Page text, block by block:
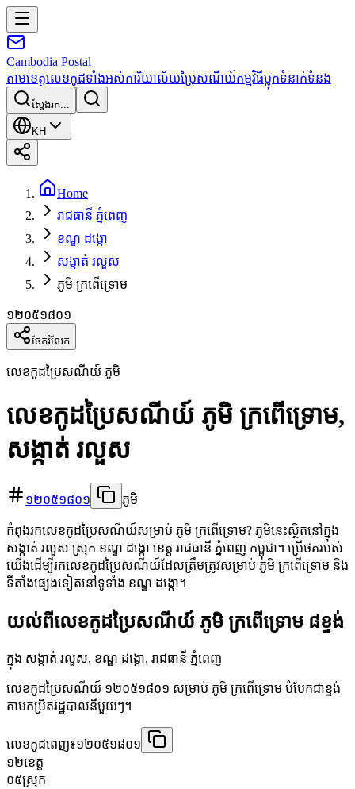
Cambodia Postal
តាមខេត្តលេខកូដទាំងអស់ការិយាល័យប្រៃសណីយ៍កម្មវិធីប្លុកទំនាក់ទំនង
ស្វែងរក...
KH
Home
រាជធានី ភ្នំពេញ
ខណ្ឌ ដង្កោ
សង្កាត់ រលួស
ភូមិ ក្រពើទ្រោម
១២០៥១៨០១
ចែករំលែក
លេខកូដប្រៃសណីយ៍ ភូមិ
លេខកូដប្រៃសណីយ៍ ភូមិ ក្រពើទ្រោម,
សង្កាត់ រលួស
១២០៥១៨០១ ភូមិ
កំពុងរកលេខកូដប្រៃសណីយ៍សម្រាប់ ភូមិ ក្រពើទ្រោម? ភូមិនេះស្ថិតនៅក្នុង
សង្កាត់ រលួស ស្រុក ខណ្ឌ ដង្កោ ខេត្ត រាជធានី ភ្នំពេញ កម្ពុជា។ ប្រើថតរបស់
យើងដើម្បីរកលេខកូដប្រៃសណីយ៍ដែលត្រឹមត្រូវសម្រាប់ ភូមិ ក្រពើទ្រោម និង
ទីតាំងផ្សេងទៀតនៅទូទាំង ខណ្ឌ ដង្កោ។
យល់ពីលេខកូដប្រៃសណីយ៍ ភូមិ ក្រពើទ្រោម ៨ខ្ទង់
ក្នុង សង្កាត់ រលួស, ខណ្ឌ ដង្កោ, រាជធានី ភ្នំពេញ
លេខកូដប្រៃសណីយ៍ ១២០៥១៨០១ សម្រាប់ ភូមិ ក្រពើទ្រោម បំបែកជាខ្ទង់
តាមកម្រិតរដ្ឋបាលនីមួយៗ។
លេខកូដពេញ៖១២០៥១៨០១
១២ខេត្ត
០៥ស្រុក